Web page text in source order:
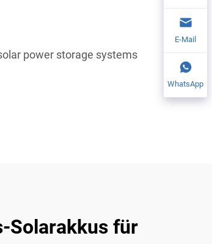
power storage systems
Solarakkus für
E-Mail
WhatsApp